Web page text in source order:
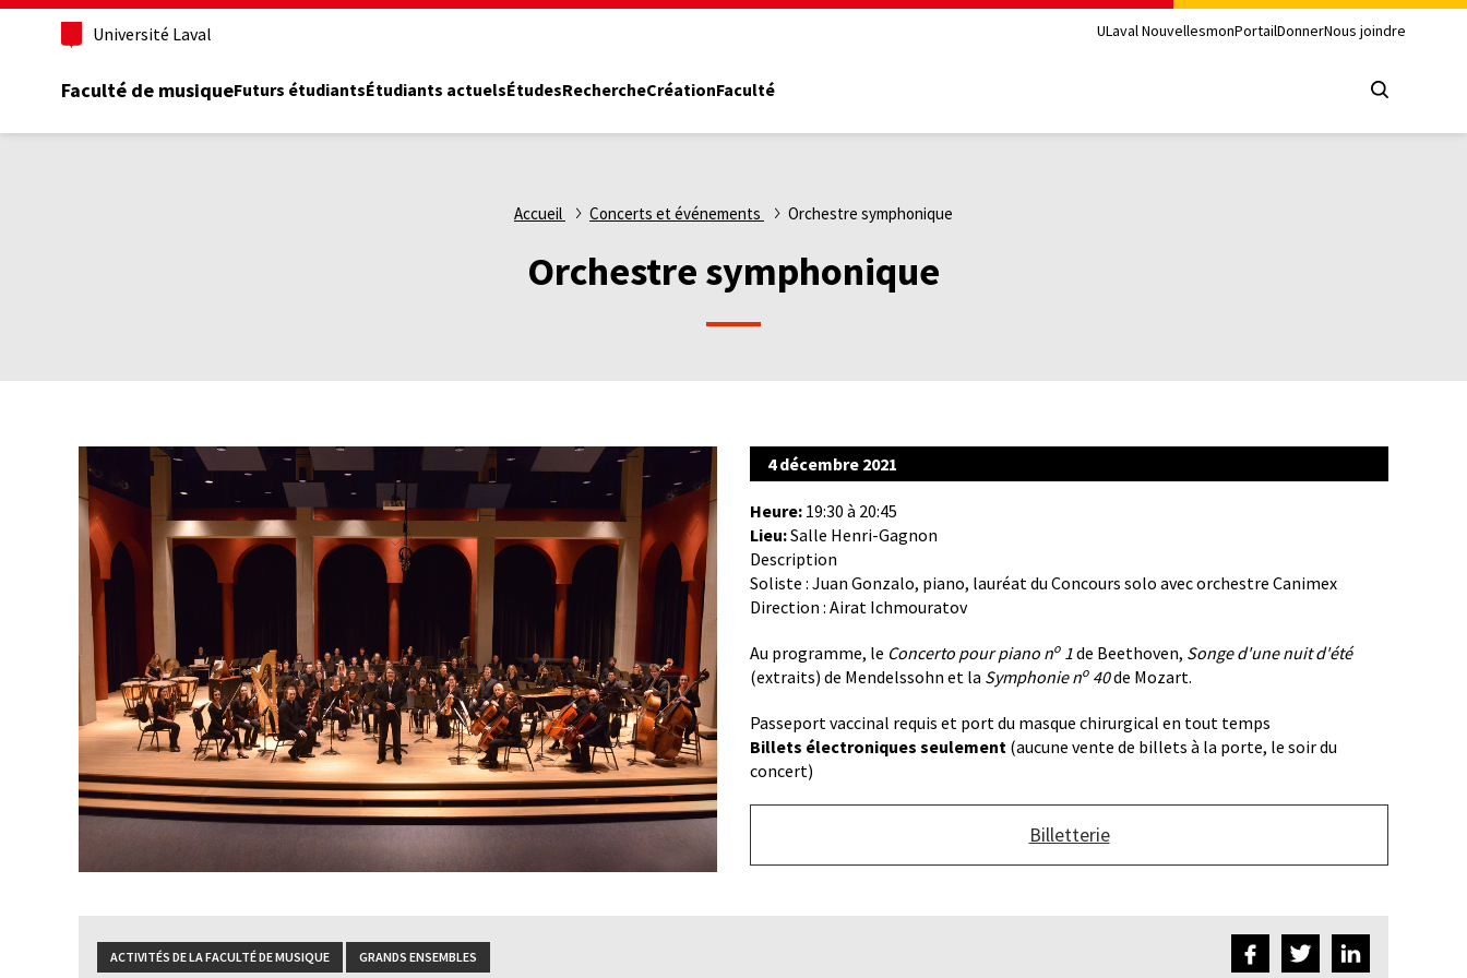
Aller
principal
Université Laval ULaval NouvellesmonPortailDonnerNous joindre
Faculté de musiqueFuturs étudiantsÉtudiants actuelsÉtudesRechercheCréationFaculté
Accueil Concerts et événements Orchestre symphonique
Orchestre symphonique
4 décembre 2021
Heure: 19:30 à 20:45
Lieu:Salle Henri-Gagnon
Description
Soliste : Juan Gonzalo, piano, lauréat du Concours solo avec orchestre Canimex
Direction : Airat Ichmouratov
Au programme, le Concerto pour piano no 1de Beethoven, Songe d'une nuit d'été
(extraits) de Mendelssohn et la Symphonie no 40de Mozart.
Passeport vaccinal requis et port du masque chirurgical en tout temps
Billets électroniques seulement (aucune vente de billets à la porte, le soir du
concert)
lien
Billetterie
ACTIVITÉS DE LA FACULTÉ DE MUSIQUE GRANDS ENSEMBLES